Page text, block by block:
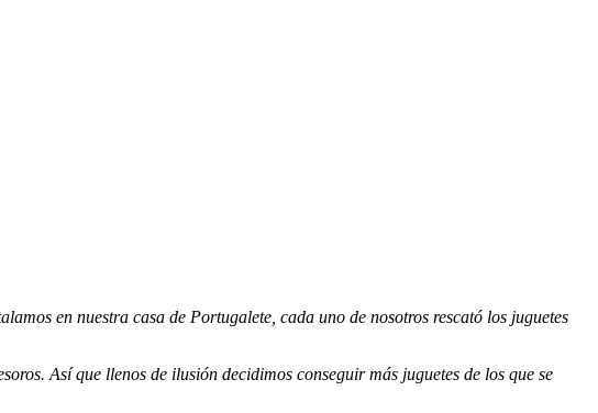
en nuestra casa de Portugalete, cada uno de nosotros rescató los juguetes
Así que llenos de ilusión decidimos conseguir más juguetes de los que se